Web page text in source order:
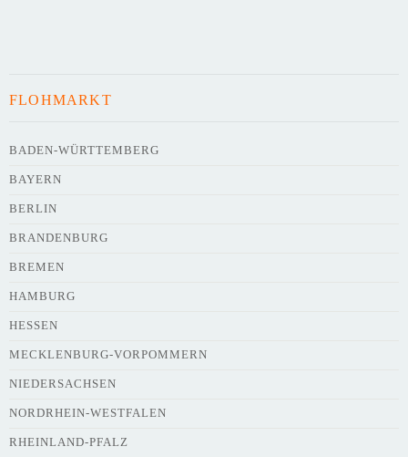
Webseite
Kurze Beschreibung des Flohmarkts
FLOHMARKT
BADEN-WÜRTTEMBERG
BAYERN
BERLIN
BRANDENBURG
BREMEN
HAMBURG
HESSEN
MECKLENBURG-VORPOMMERN
NIEDERSACHSEN
NORDRHEIN-WESTFALEN
RHEINLAND-PFALZ